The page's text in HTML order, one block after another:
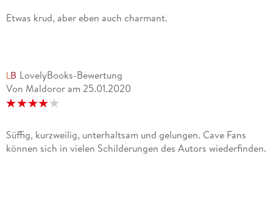
Etwas krud, aber eben auch charmant.
LovelyBooks-Bewertung
Von Maldoror am 25.01.2020
Süffig, kurzweilig, unterhaltsam und gelungen. Cave Fans
können sich in vielen Schilderungen des Autors wiederfinden.